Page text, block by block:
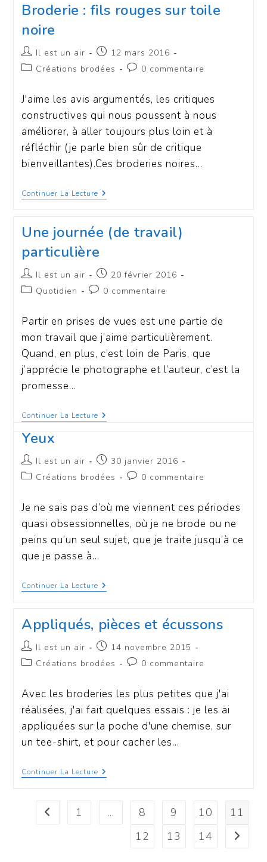
Broderie : fils rouges sur toile
noire
Il est un air
12 mars 2016
Créations brodées
0 commentaire
J'aime les avis argumentés, les critiques
constructives qui nous poussent à nous
améliorer, à aller toujours plus loin et à
réfléchir (je parle bien sûr de critique
bienveillantes).Ces broderies noires…
Continuer La Lecture
Une journée (de travail)
particulière
Il est un air
20 février 2016
Quotidien
0 commentaire
Partir en prises de vues est une partie de
mon travail que j’aime particulièrement.
Quand, en plus, c’est loin de Paris, que
j’apprécie le photographe et l’auteur, c’est la
promesse…
Continuer La Lecture
Yeux
Il est un air
30 janvier 2016
Créations brodées
0 commentaire
Je ne sais pas d’où me viennent ces périodes
quasi obsessionnelles, où je ne brode ou ne
peins qu’un seul sujet, que je traite jusqu’à ce
que je passe à…
Continuer La Lecture
Appliqués, pièces et écussons
Il est un air
14 novembre 2015
Créations brodées
0 commentaire
Avec les broderies les plus petites que j'ai
réalisées, j'ai fait quelques essais : je les ai
appliquées sur la poche d'une chemise, sur
un tee-shirt, et pour cacher les…
Continuer La Lecture
1 … 8 9 10
11
12
13 14